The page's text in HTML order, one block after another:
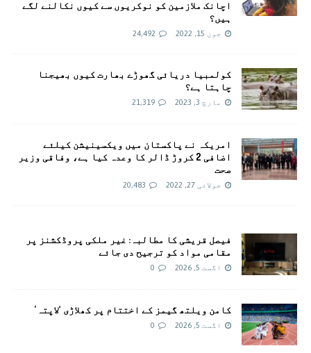
اچانک ملازمین کو نوکریوں سے کیوں نکالنے لگے
ہیں؟
جون 15, 2022 24,492
کولمبیا دریائی گھوڑے بھارت کیوں بھیجنا
چاہتا ہے؟
مارچ 3, 2023 21,319
امريکہ نے پاکستان میں ویکسینیشن کیلئے
اضافی 2 کروڑ ڈالر کا وعدہ کیا ہے، وفاقی وزیر
صحت
جولائی 27, 2022 20,483
فیصل قریشی کا مطالبہ: غیر ملکی پروڈکشنز پر
مقامی مواد کو ترجیح دی جائے
اگست 5, 2026 0
کامن ویلتھ گیمز کے اختتام پر کھلاڑی ‘لاپتہ’
اگست 5, 2026 0